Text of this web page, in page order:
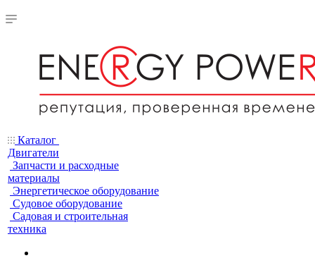
Каталог
Двигатели
Запчасти и расходные
материалы
Энергетическое оборудование
Судовое оборудование
Садовая и строительная
техника